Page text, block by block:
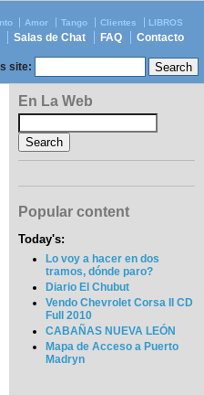
Amor Tango Clientes LIBROS
Salas de Chat FAQ Contacto
site:
En La Web
Popular content
Today's:
Lo voy a hacer en dos
tramos, dónde paro?
Diario El Chubut
Vendo Chevrolet Corsa II CD
Full 2010
CABAÑAS NUEVA LEÓN
Mapa de Acceso a Puerto
Madryn